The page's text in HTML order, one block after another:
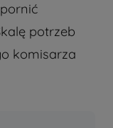
potrzeb
komisarza